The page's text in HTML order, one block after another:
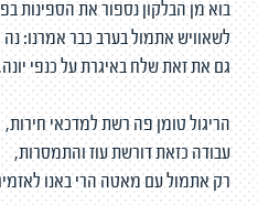
בוא מן הבלקון נספור את הספינות
לשאוויש אתמול בערב כבר אמרנו: נה
גם את זאת שלח באיגרת על כנפי
הריגול טומן פה רשת למדכאי חירות,
עבודה כזאת דורשת עוז והתמסרות,
רק אתמול עם מאטה הרי באנו